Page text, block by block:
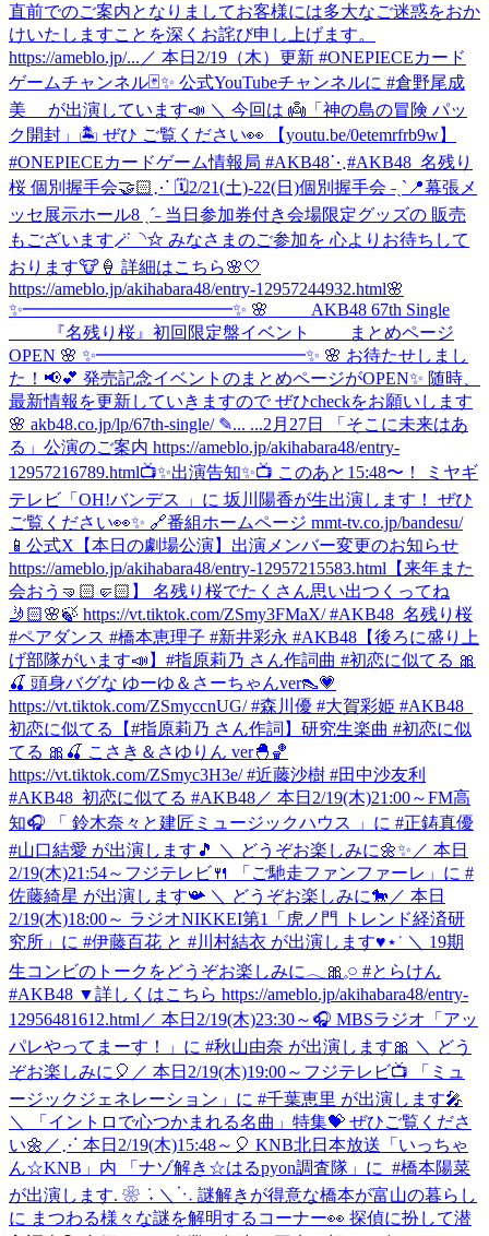
直前でのご案内となりましてお客様には多大なご迷惑をおか
けいたしますことを深くお詫び申し上げます。
https://ameblo.jp/... ／ 本日2/19（木）更新 #ONEPIECEカード
ゲームチャンネル🃏✨ 公式YouTubeチャンネルに #倉野尾成
美 が出演しています📣 ＼ 今回は 👼「神の島の冒険 パッ
ク開封」🏝️ ぜひ ご覧ください👀 【youtu.be/0etemrfrb9w】
#ONEPIECEカードゲーム情報局 #AKB48⋱#AKB48_名残り
桜 個別握手会🤝🏻⋰ 🗓️2/21(土)-22(日)個別握手会 ˗ˏˋ📍幕張メ
ッセ展示ホール8 ˎˊ˗ 当日参加券付き会場限定グッズの 販売
もございます🪄◝✩ みなさまのご参加を 心よりお待ちして
おります🐮🍦 詳細はこちら🌸🤍
https://ameblo.jp/akihabara48/entry-12957244932.html🌸
✨━━━━━━━━━━━━✨ 🌸 AKB48 67th Single
『名残り桜』初回限定盤イベント まとめページ
OPEN 🌸 ✨━━━━━━━━━━━━✨ 🌸 お待たせしまし
た！📢💕 発売記念イベントのまとめページがOPEN✨ 随時、
最新情報を更新していきますので ぜひcheckをお願いします
🌸 akb48.co.jp/lp/67th-single/ ✎... ...2月27日 「そこに未来はあ
る」公演のご案内 https://ameblo.jp/akihabara48/entry-
12957216789.html📺✨出演告知✨📺 このあと15:48〜！ ミヤギ
テレビ「OH!バンデス 」に 坂川陽香が生出演します！ ぜひ
ご覧ください👀✨ 🔗番組ホームページ mmt-tv.co.jp/bandesu/
📱公式X 【本日の劇場公演】出演メンバー変更のお知らせ
https://ameblo.jp/akihabara48/entry-12957215583.html 【来年また
会おう🤜🏻🤛🏻】 名残り桜でたくさん思い出つくってね
🤳🏻🌸🍃 https://vt.tiktok.com/ZSmy3FMaX/ #AKB48_名残り桜
#ペアダンス #橋本恵理子 #新井彩永 #AKB48 【後ろに盛り上
げ部隊がいます📣】#指原莉乃 さん作詞曲 #初恋に似てる 🎀
🍒 頭身バグな ゆーゆ＆さーちゃんver👠💗
https://vt.tiktok.com/ZSmyccnUG/ #森川優 #大賀彩姫 #AKB48_
初恋に似てる
【#指原莉乃 さん作詞】研究生楽曲 #初恋に似
てる 🎀🍒 こさき＆さゆりん ver🐣🏀
https://vt.tiktok.com/ZSmyc3H3e/ #近藤沙樹 #田中沙友利
#AKB48_初恋に似てる #AKB48／ 本日2/19(木)21:00～FM高
知🎧 「 鈴⽊奈々と建匠ミュージックハウス 」に #正鋳真優
#山口結愛 が出演します🎵 ＼ どうぞお楽しみに🌼✨ ／ 本日
2/19(木)21:54～フジテレビ🍴 「ご馳走ファンファーレ」に #
佐藤綺星 が出演します📯 ＼ どうぞお楽しみに🐎 ／ 本日
2/19(木)18:00～ ラジオNIKKEI第1「虎ノ門 トレンド経済研
究所」に #伊藤百花 と #川村結衣 が出演します♥⋆˙ ＼ 19期
生コンビのトークをどうぞお楽しみに𓂃🎀𓈒𓏸 #とらけん
#AKB48 ▼詳しくはこちら https://ameblo.jp/akihabara48/entry-
12956481612.html ／ 本日2/19(木)23:30～🎧 MBSラジオ「アッ
パレやってまーす！」に #秋山由奈 が出演します🎀 ＼ どう
ぞお楽しみに🎈 ／ 本日2/19(木)19:00～フジテレビ📺 「ミュ
ージックジェネレーション」に #千葉恵里 が出演します🎤
＼ 「イントロで心つかまれる名曲」特集💝 ぜひご覧くださ
い🌼 ‎／⋰ ‎本日2/19(木)15:48～🎈 ‎KNB北日本放送「いっちゃ
ん☆KNB」内 ‎「ナゾ解き☆はるpyon調査隊」に ‎ ⁦‪#橋本陽菜‬⁩
が出演します. ❀ ݁ ˖ ‎＼⋱ ‎謎解きが得意な橋本が富山の暮らし
に ‎まつわる様々な謎を解明するコーナー👀 ‎探偵に扮して潜